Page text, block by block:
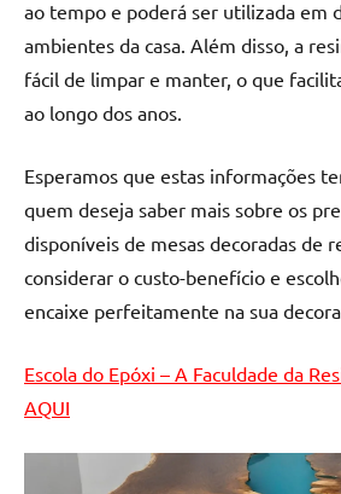
de
resinada
de
qualidade,
as
populares
River
Tables
tampinhas
resinadas.
ao tempo e poderá ser utilizada em
ambientes da casa. Além disso, a
fácil de limpar e manter, o que
ao longo dos anos.
Esperamos que estas informações
quem deseja saber mais sobre os
disponíveis de mesas decoradas de
considerar o custo-benefício e
encaixe perfeitamente na sua
Escola do Epóxi – A Faculdade da
AQUI